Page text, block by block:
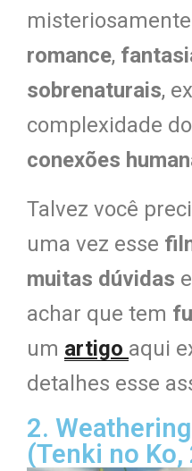
romance,
sobrenaturais,
complexidade do
conexões
Talvez você
uma vez esse
muitas dúvidas
achar que tem
um artigo aqui
detalhes esse
2.
(Tenki no Ko,